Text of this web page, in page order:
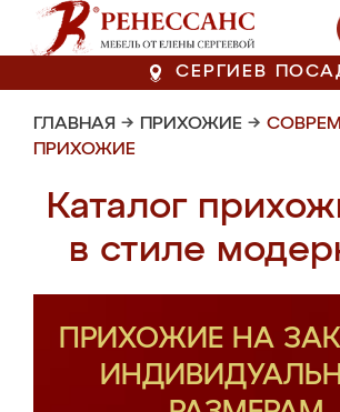
СЕРГИЕВ
ГЛАВНАЯ → ПРИХОЖИЕ →
ПРИХОЖИЕ
Каталог
в стиле
ПРИХОЖИЕ НА